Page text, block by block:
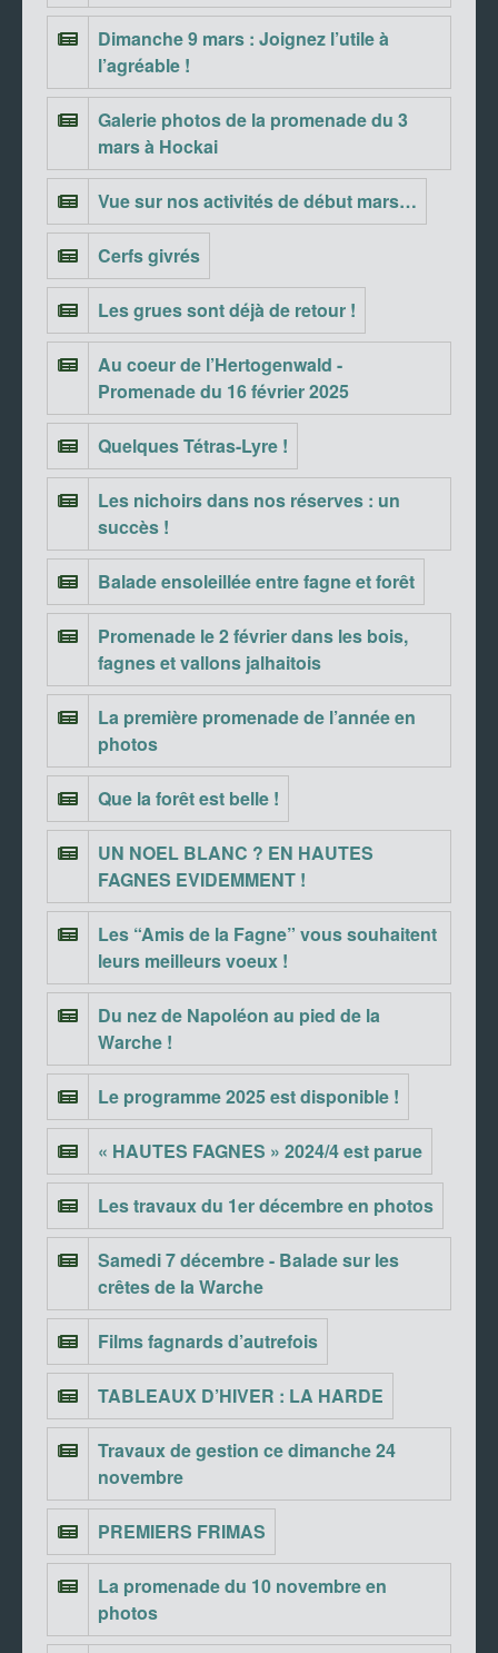
Dimanche 9 mars : Joignez l’utile à
l’agréable !
Galerie photos de la promenade du 3
mars à Hockai
Vue sur nos activités de début mars…
Cerfs givrés
Les grues sont déjà de retour !
Au coeur de l’Hertogenwald -
Promenade du 16 février 2025
Quelques Tétras-Lyre !
Les nichoirs dans nos réserves : un
succès !
Balade ensoleillée entre fagne et forêt
Promenade le 2 février dans les bois,
fagnes et vallons jalhaitois
La première promenade de l’année en
photos
Que la forêt est belle !
UN NOEL BLANC ? EN HAUTES
FAGNES EVIDEMMENT !
Les “Amis de la Fagne” vous souhaitent
leurs meilleurs voeux !
Du nez de Napoléon au pied de la
Warche !
Le programme 2025 est disponible !
« HAUTES FAGNES » 2024/4 est parue
Les travaux du 1er décembre en photos
Samedi 7 décembre - Balade sur les
crêtes de la Warche
Films fagnards d’autrefois
TABLEAUX D’HIVER : LA HARDE
Travaux de gestion ce dimanche 24
novembre
PREMIERS FRIMAS
La promenade du 10 novembre en
photos